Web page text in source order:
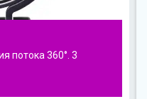
потока 360°. 3